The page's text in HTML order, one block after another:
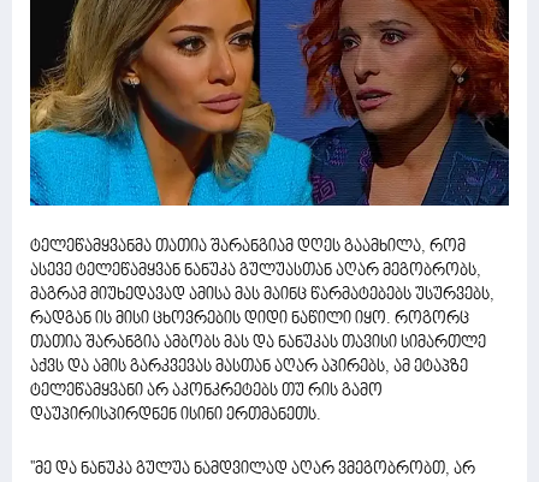
ტელეწამყვანმა თათია შარანგიამ დღეს გაამხილა, რომ
ასევე ტელეწამყვან ნანუკა გულუასთან აღარ მეგობრობს,
მაგრამ მიუხედავად ამისა მას მაინც წარმატებებს უსურვებს,
რადგან ის მისი ცხოვრების დიდი ნაწილი იყო. როგორც
თათია შარანგია ამბობს მას და ნანუკას თავისი სიმართლე
აქვს და ამის გარკვევას მასთან აღარ აპირებს, ამ ეტაპზე
ტელეწამყვანი არ აკონკრეტებს თუ რის გამო
დაუპირისპირდნენ ისინი ერთმანეთს.
''მე და ნანუკა გულუა ნამდვილად აღარ ვმეგობრობთ, არ